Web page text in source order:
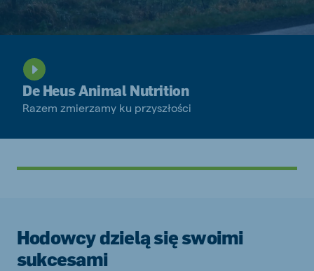
De Heus Animal Nutrition
Razem zmierzamy ku przyszłości
Hodowcy dzielą się swoimi
sukcesami